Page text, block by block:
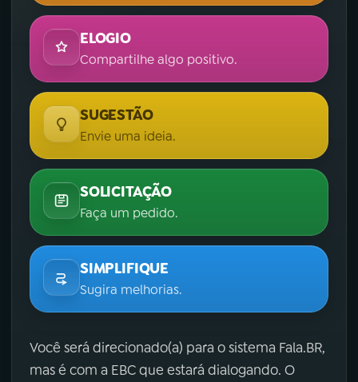
ELOGIO
Compartilhe algo positivo.
SUGESTÃO
Envie uma ideia.
SOLICITAÇÃO
Faça um pedido.
SIMPLIFIQUE
Sugira melhorias.
Você será direcionado(a) para o sistema Fala.BR,
mas é com a EBC que estará dialogando. O